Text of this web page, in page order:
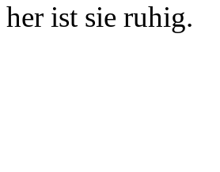
her ist sie ruhig.